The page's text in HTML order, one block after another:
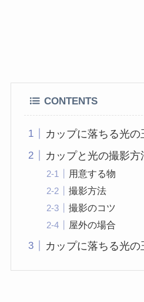
CONTENTS
カップに落ちる光の
カップと光の撮影方
用意する物
撮影方法
撮影のコツ
屋外の場合
カップに落ちる光の